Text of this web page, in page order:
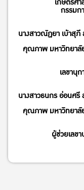
กรรมก
นางสาวณัฏยา เบ้าสุ
คุณภาพ มหาวิทยาลั
เลขานุก
นางสาวธนกร อ่อนศ
คุณภาพ มหาวิทยาลั
ผู้ช่วยเลข